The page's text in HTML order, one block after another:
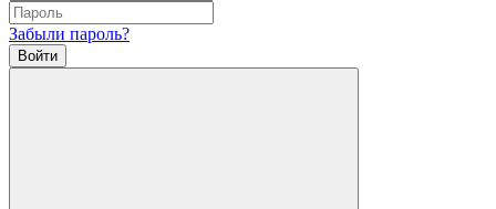
Забыли пароль?
Войти